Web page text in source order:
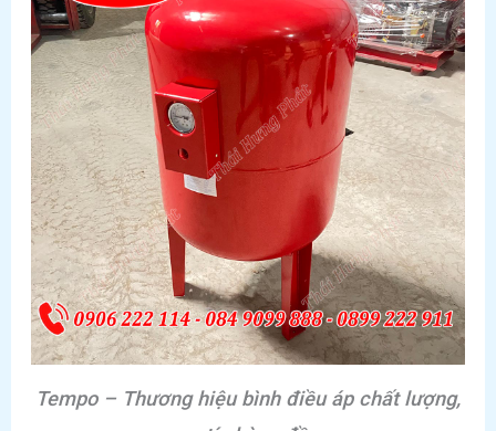
Tempo – Thương hiệu bình điều áp chất lượng,